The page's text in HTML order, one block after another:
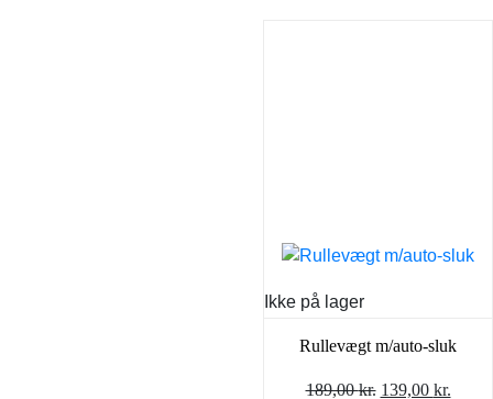
Ikke på lager
Rullevægt m/auto-sluk
189,00kr. Den
139,00 kr.